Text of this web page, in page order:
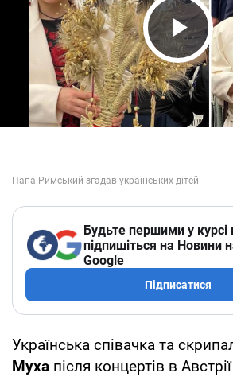
Play
Будьте першими у курсі
підпишіться на Новини
Google
Підписатися
Українська співачка та
Муха після концертів в